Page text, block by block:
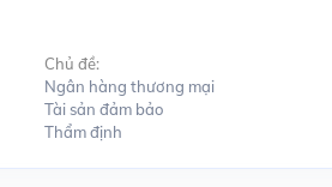
Chủ đề:
Ngân hàng thương mại
Tài sản đảm bảo
Thẩm định